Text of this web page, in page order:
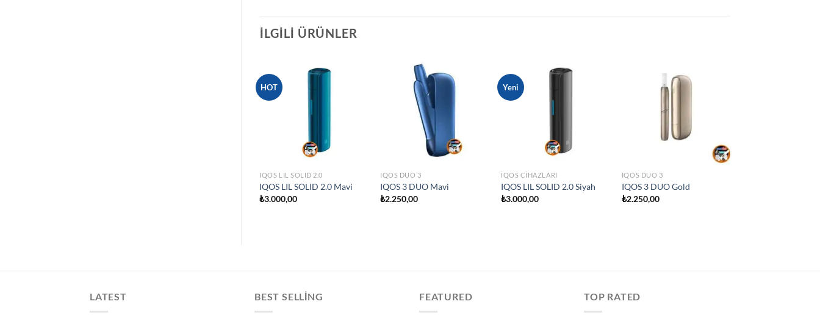
İLGILI ÜRÜNLER
HOT
IQOS LIL SOLID 2.0
IQOS LIL SOLID 2.0 Mavi
₺3.000,00
IQOS DUO 3
IQOS 3 DUO Mavi
₺2.250,00
Yeni
İQOS CIHAZLARI
IQOS LIL SOLID 2.0 Siyah
₺3.000,00
IQOS DUO 3
IQOS 3 DUO Gold
₺2.250,00
LATEST BEST SELLING FEATURED TOP RATED